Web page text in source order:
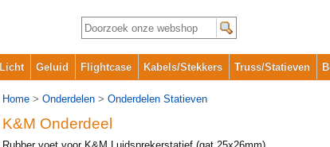
Licht Geluid Flightcase Kabels/Stekkers Truss/Statieven
Home > Onderdelen > Onderdelen Statieven
K&M Onderdeel